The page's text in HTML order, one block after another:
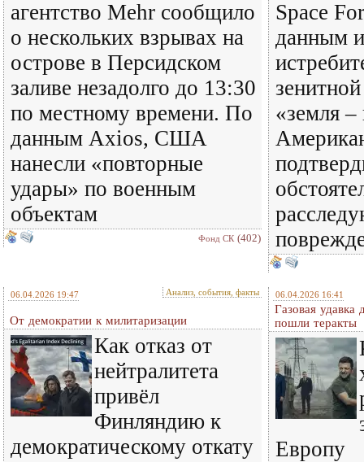
агентство Mehr сообщило
о нескольких взрывах на
острове в Персидском
заливе незадолго до 13:30
по местному времени. По
данным Axios, США
нанесли «повторные
удары» по военным
объектам
Фонд СК (402)
Space
данным
«земля –
06.04.2026 19:47 Анализ, события, факты
От демократии к милитаризации
Как отказ от
нейтралитета
привёл
Финляндию к
демократическому откату
06.04.2026 16:41
Газовая
пошли теракты
Европу